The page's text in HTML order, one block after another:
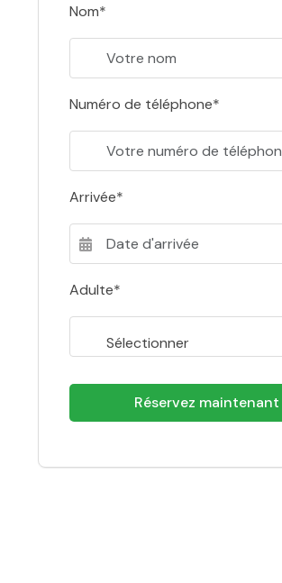
Nom*
Numéro de téléphone*
Arrivée*
Adulte*
Réservez maintenant